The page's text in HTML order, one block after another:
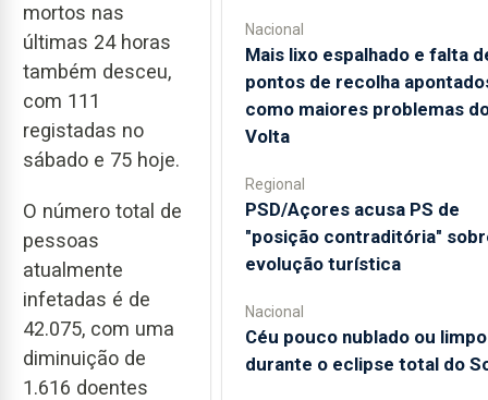
mortos nas
últimas 24 horas
também desceu,
com 111
registadas no
sábado e 75 hoje.
O número total de
pessoas
atualmente
infetadas é de
42.075, com uma
diminuição de
1.616 doentes
Nacional
Mais lixo espalhado e falta
pontos de recolha
como maiores problemas
Volta
Regional
PSD/Açores acusa PS de
"posição contraditória"
evolução turística
Nacional
Céu pouco nublado ou limpo
durante o eclipse total do